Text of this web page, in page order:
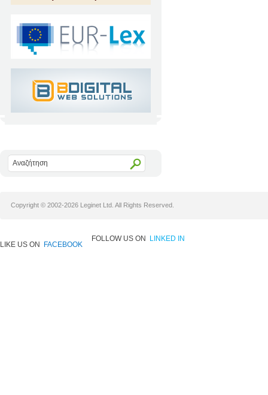
Copyright © 2002-2026 Leginet Ltd. All Rights Reserved.
LIKE US ON FACEBOOK
FOLLOW US ON LINKED IN